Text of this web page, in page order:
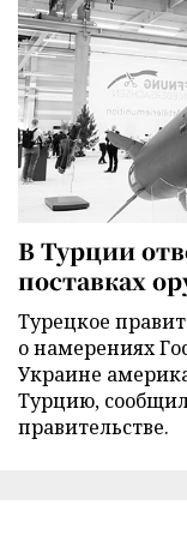
В Турции
поставках
Турецкое
о намерениях
Украине
Турцию,
правительстве.